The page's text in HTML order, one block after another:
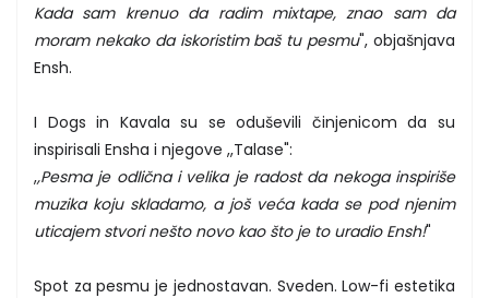
Kada sam krenuo da radim mixtape, znao sam da
moram nekako da iskoristim baš tu pesmu", objašnjava
Ensh.
I Dogs in Kavala su se oduševili činjenicom da su
inspirisali Ensha i njegove ,,Talase":
,,Pesma je odlična i velika je radost da nekoga inspiriše
muzika koju skladamo, a još veća kada se pod njenim
uticajem stvori nešto novo kao što je to uradio Ensh!"
Spot za pesmu je jednostavan. Sveden. Low-fi estetika